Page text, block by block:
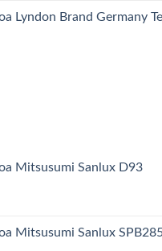
Lyndon Brand Germany
Mitsusumi Sanlux D93
Mitsusumi Sanlux